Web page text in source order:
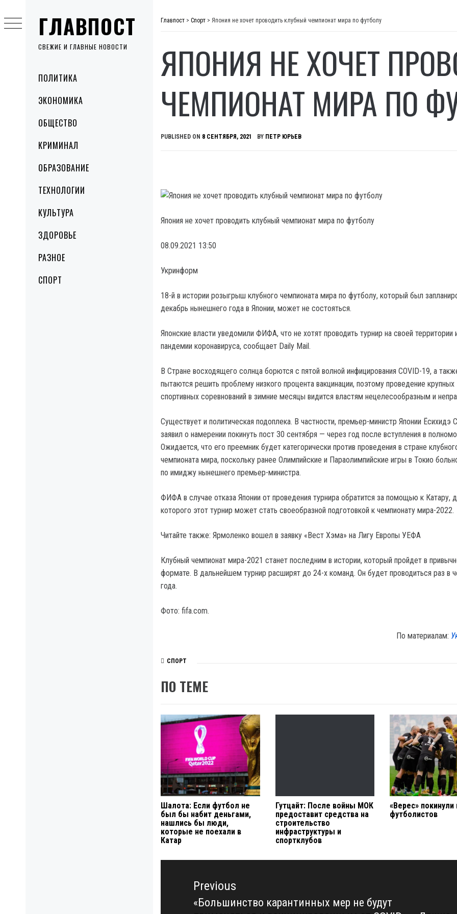
ГЛАВПОСТ
СВЕЖИЕ И ГЛАВНЫЕ НОВОСТИ
MenuПОЛИТИКА
ЭКОНОМИКА
ОБЩЕСТВО
КРИМИНАЛ
ОБРАЗОВАНИЕ
ТЕХНОЛОГИИ
КУЛЬТУРА
ЗДОРОВЬЕ
РАЗНОЕ
СПОРТ
to
content
Главпост > Спорт > Япония не хочет проводить клубный чемпионат мира по футболу
ЯПОНИЯ НЕ ХОЧЕТ
ЧЕМПИОНАТ МИРА ПО
PUBLISHED ON 8 СЕНТЯБРЯ, 2021 BY ПЕТР ЮРЬЕВ
Япония не хочет проводить клубный чемпионат мира по футболу
08.09.2021 13:50
Укринформ
18-й в истории розыгрыш клубного чемпионата мира по футболу, который был
декабрь нынешнего года в Японии, может не состояться.
Японские власти уведомили ФИФА, что не хотят проводить турнир на своей территории
пандемии коронавируса, сообщает Daily Mail.
В Стране восходящего солнца борются с пятой волной инфицирования COVID-19, а
пытаются решить проблему низкого процента вакцинации, поэтому проведение крупных
спортивных соревнований в зимние месяцы видится властям нецелесообразным и
Существует и политическая подоплека. В частности, премьер-министр Японии Ёсихидэ
заявил о намерении покинуть пост 30 сентября — через год после вступления в
Ожидается, что его преемник будет категорически против проведения в стране
чемпионата мира, поскольку ранее Олимпийские и Параолимпийские игры в Токио
по имиджу нынешнего премьер-министра.
ФИФА в случае отказа Японии от проведения турнира обратится за помощью к Катару,
которого этот турнир может стать своеобразной подготовкой к чемпионату мира-2022.
Читайте также: Ярмоленко вошел в заявку «Вест Хэма» на Лигу Европы УЕФА
Клубный чемпионат мира-2021 станет последним в истории, который пройдет в
формате. В дальнейшем турнир расширят до 24-х команд. Он будет проводиться раз в
года.
Фото: fifa.com.
По материалам:
СПОРТ
ПО ТЕМЕ
Шалота: Если футбол не
был бы набит деньгами,
нашлись бы люди,
которые не поехали в
Катар
Гутцайт: После войны МОК
предоставит средства на
строительство
инфраструктуры и
спортклубов
«Верес» покинули
футболистов
Навигация
записямPrevious
Previous
«Большинство карантинных мер не будут